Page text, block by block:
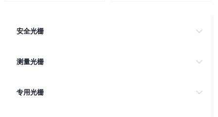
涌保护、输出反接保护、输
有检测保密(可提供唯一编
输出技术可以达到安全等级
者误报，或者人为非正常触
安全光栅
测量光栅
专用光栅